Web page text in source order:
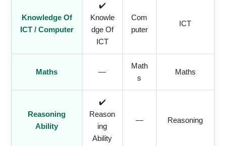
Knowledge Of
ICT / Computer
✔️
Knowle
Dge Of
ICT
Com
Puter
ICT
Maths —
Math
S
Maths
Reasoning
Ability
✔️
Reason
Ing
Ability
— Reasoning